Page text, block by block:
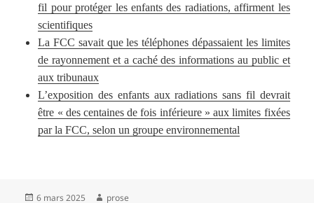
fil pour protéger les enfants des radiations, affirment les
scientifiques
La FCC savait que les téléphones dépassaient les limites
de rayonnement et a caché des informations au public et
aux tribunaux
L’exposition des enfants aux radiations sans fil devrait
être « des centaines de fois inférieure » aux limites fixées
par la FCC, selon un groupe environnemental
Publié
6 mars 2025 Auteur
prose